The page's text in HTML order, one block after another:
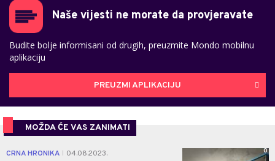
Naše vijesti ne morate da provjeravate
Budite bolje informisani od drugih, preuzmite Mondo mobilnu
aplikaciju
PREUZMI APLIKACIJU
MOŽDA ĆE VAS ZANIMATI
CRNA HRONIKA 04.08.2023. 0